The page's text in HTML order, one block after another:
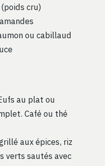
cru)
ou cabillaud
au plat ou
Café ou thé
aux épices, riz
verts sautés avec